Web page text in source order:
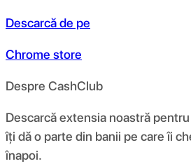
Descarcă de pe
Chrome store
Despre CashClub
Descarcă extensia noastră
îți dă o parte din banii pe care îi
înapoi.